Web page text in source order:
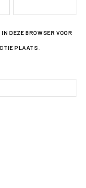
DEZE BROWSER VOOR
PLAATS.